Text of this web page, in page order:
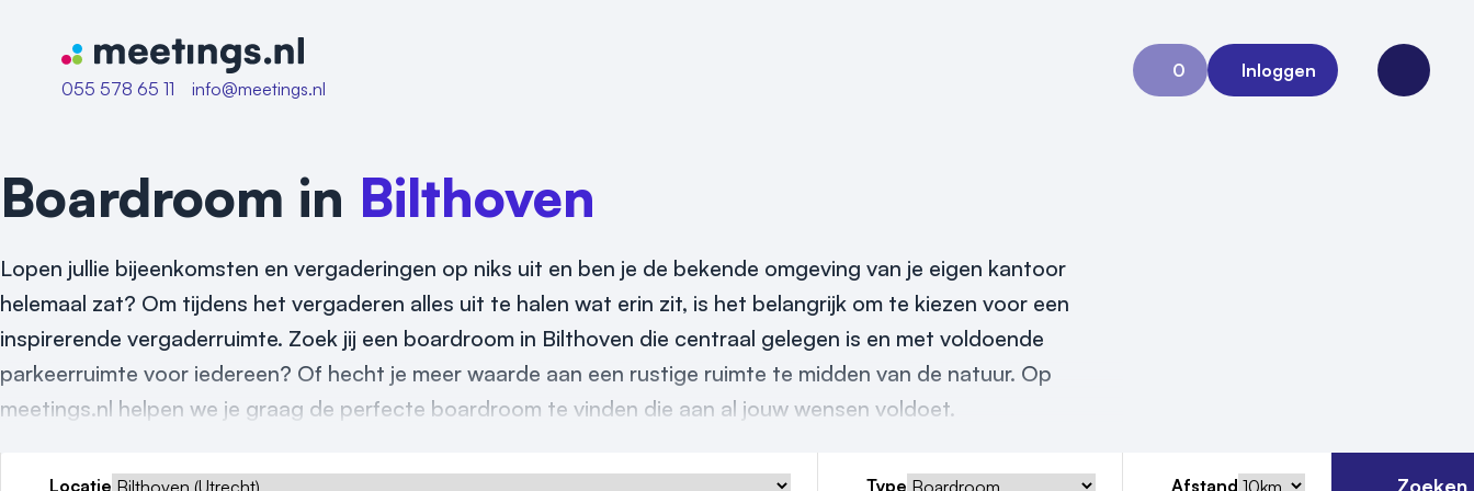
Naar home van Meetings
055 578 65 11
info@meetings.nl
0
Aanvraag 0
Inloggen
Open
Boardroom in Bilthoven
Lopen jullie bijeenkomsten en vergaderingen op niks uit en ben je de bekende omgeving van je eigen kantoor
helemaal zat? Om tijdens het vergaderen alles uit te halen wat erin zit, is het belangrijk om te kiezen voor een
inspirerende vergaderruimte. Zoek jij een boardroom in Bilthoven die centraal gelegen is en met voldoende
parkeerruimte voor iedereen? Of hecht je meer waarde aan een rustige ruimte te midden van de natuur. Op
meetings.nl helpen we je graag de perfecte boardroom te vinden die aan al jouw wensen voldoet.
Locatie Type Afstand Zoeken